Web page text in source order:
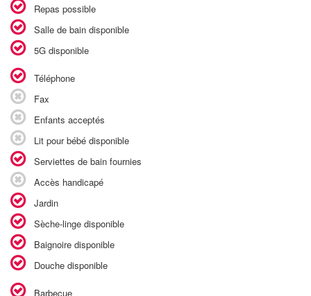
Repas possible
Salle de bain disponible
5G disponible
Téléphone
Fax
Enfants acceptés
Lit pour bébé disponible
Serviettes de bain fournies
Accès handicapé
Jardin
Sèche-linge disponible
Baignoire disponible
Douche disponible
Barbecue